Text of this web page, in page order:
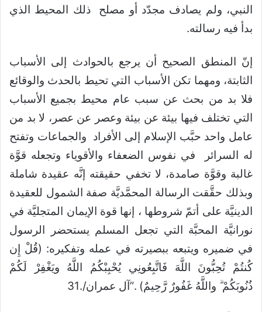
النبي، ولم يصادف مجدّد أو مصلح ذلك المحيط الذي
بدأ فيه رسالته.
إنّ المنطق الصحيح أن يرجع بالحوادث إلى الأسباب
الثابتة، ومهما تكن الأسباب التي تحيط بالحدث والوقائع
فلا بد من بحث عن سبب عام محيط بجميع الأسباب
التي تختلف فيها بيئة عن بيئة وعصر عن عصر، لا بد من
عامل واحد حبَّب الإسلام إلى الأفراد والجماعات وتفتح
له السرائر في نفوس الضعفاء والأقوياء وتجعله قوَّة
غالبة وقوَّة صامدة، لا تخفي حقيقته إنَّه عقيدة شاملة
وبذلك حقَّقت الرسالة المحمَّديَّة صفة الشمول للعقيدة
الدينيَّة على أتمّ شروطها ، إنها قوة الإيمان المتجليَّة في
نورانيَّة المحبَّة التي تجعل المسلم يستحضر الرسول
في ضميره ويتبعه ببصيرته في عمله وتفكيره: (قُلْ إِن
كُنتُمْ تُحِبُّونَ اللَّهَ فَاتَّبِعُونِي يُحْبِبْكُمُ اللَّهُ ويَغْفِرْ لَكُمْ
ذُنُوبَكُمْ ۗ واللَّهُ غَفُورٌ رَّحِيمٌ) .”آل عمران/.31